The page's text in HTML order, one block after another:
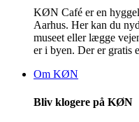
KØN Café er en
Aarhus. Her kan du
museet eller lægge
er i byen. Der er gratis
Om KØN
Bliv klogere på KØN